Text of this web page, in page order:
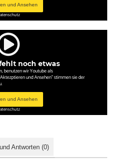
und Ansehen
noch etwas
benutzen wir Youtube als
und Ansehen" stimmen sie der
und Ansehen
Antworten (0)